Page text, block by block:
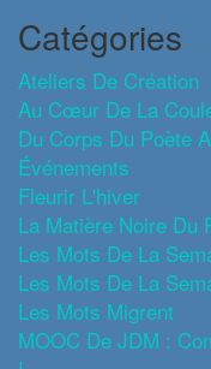
Catégories
Ateliers De Création
Au Cœur De La
Du Corps Du Poète
Événements
Fleurir L'hiver
La Matière Noire Du
Les Mots De La
Les Mots De La
Les Mots Migrent
MOOC De JDM :